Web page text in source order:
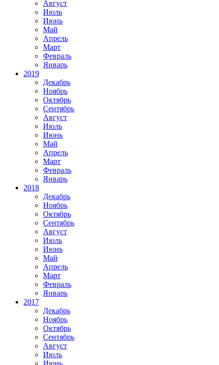
Август
Июль
Июнь
Май
Апрель
Март
Февраль
Январь
2019
Декабрь
Ноябрь
Октябрь
Сентябрь
Август
Июль
Июнь
Май
Апрель
Март
Февраль
Январь
2018
Декабрь
Ноябрь
Октябрь
Сентябрь
Август
Июль
Июнь
Май
Апрель
Март
Февраль
Январь
2017
Декабрь
Ноябрь
Октябрь
Сентябрь
Август
Июль
Июнь